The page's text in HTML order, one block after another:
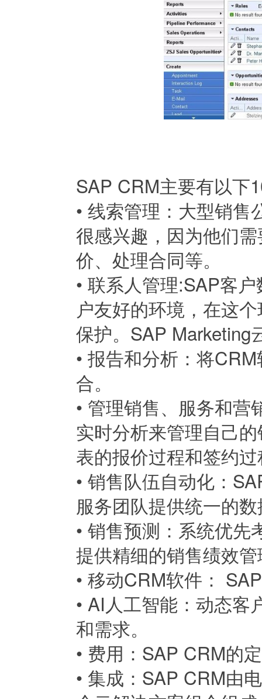
SAP CRM主要有以下
• 线索管理：大型销售
很感兴趣，因为他们
价、处理合同等。
• 联系人管理:SAP客
户友好的环境，在这
保护。SAP Marketing
• 报告和分析：将
合。
• 管理销售、服务和营
实时分析来管理自己
表的报价过程和签约
• 销售队伍自动化：
服务团队提供统一的
• 销售预测：系统优先
提供精细的销售绩效
• 移动CRM软件：
• AI人工智能：动态客
和需求。
• 费用：SAP CRM的
• 集成：SAP CRM由